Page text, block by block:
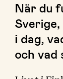
När du
i dag,
och vad